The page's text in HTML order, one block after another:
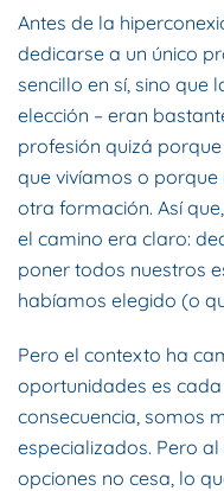
Antes de la
dedicarse a un único
sencillo en sí, sino que
elección – eran
profesión quizá
que vivíamos o
otra formación. Así
el camino era claro:
poner todos nuestros
habíamos elegido (o
Pero el contexto ha
oportunidades es
consecuencia, somos
especializados. Pero
opciones no cesa, lo